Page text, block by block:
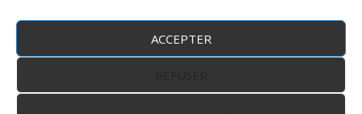
ACCEPTER
Copyright © 2023 robindesjeux.com -Mentions